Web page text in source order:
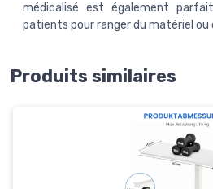
médicalisé est également
patients pour ranger du matériel
Produits similaires